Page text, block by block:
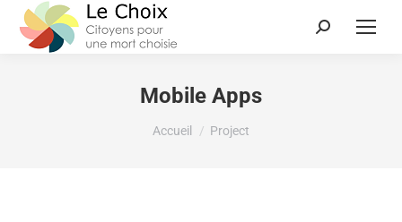
Mobile Apps
Vous êtes ici :
Accueil Project